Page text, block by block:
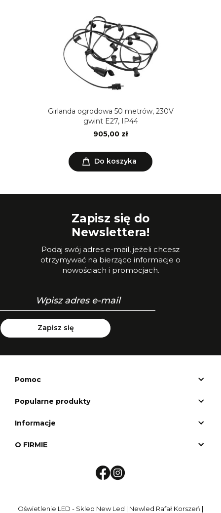
Girlanda ogrodowa 50 metrów, 230V
gwint E27, IP44
905,00 zł
Do koszyka
Zapisz się do
Newslettera!
Podaj swój adres e-mail, jeżeli chcesz
otrzymywać na bierząco informacje o
nowościach i promocjach.
Zapisz się
Pomoc
Popularne produkty
Informacje
O FIRMIE
Oświetlenie LED - Sklep New Led | Newled Rafał Korszeń |